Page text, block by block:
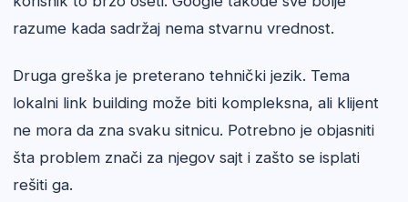
razume kada sadržaj nema stvarnu vrednost.
Druga greška je preterano tehnički jezik. Tema
lokalni link building može biti kompleksna, ali klijent
ne mora da zna svaku sitnicu. Potrebno je objasniti
šta problem znači za njegov sajt i zašto se isplati
rešiti ga.